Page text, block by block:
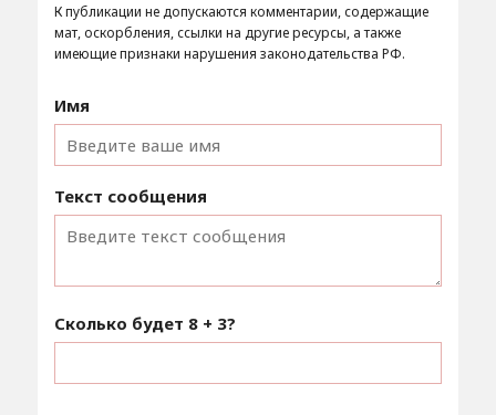
К публикации не допускаются комментарии, содержащие
мат, оскорбления, ссылки на другие ресурсы, а также
имеющие признаки нарушения законодательства РФ.
Имя
Текст сообщения
Сколько будет 8 + 3?